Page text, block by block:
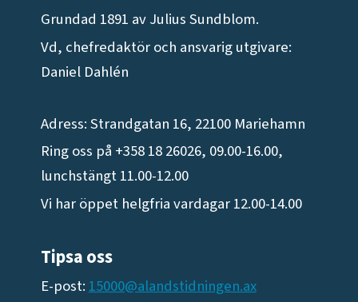
Grundad 1891 av Julius Sundblom.
Vd, chefredaktör och ansvarig utgivare:
Daniel Dahlén
Adress: Strandgatan 16, 22100 Mariehamn
Ring oss på +358 18 26026, 09.00-16.00,
lunchstängt 11.00-12.00
Vi har öppet helgfria vardagar 12.00-14.00
Tipsa oss
E-post: 15000@alandstidningen.ax